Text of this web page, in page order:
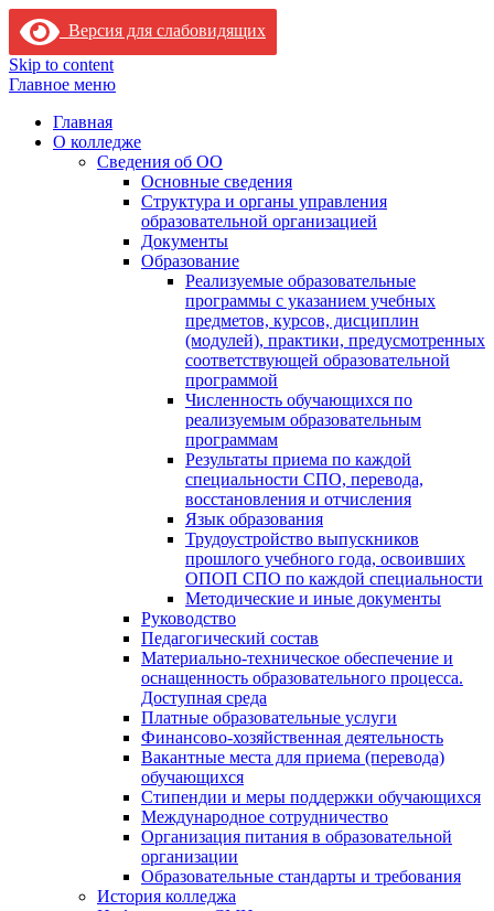
Версия для слабовидящих
Skip to content
Главное меню
Главная
О колледже
Сведения об ОО
Основные сведения
Структура и органы управления
образовательной организацией
Документы
Образование
Реализуемые образовательные
программы с указанием учебных
предметов, курсов, дисциплин
(модулей), практики, предусмотренных
соответствующей образовательной
программой
Численность обучающихся по
реализуемым образовательным
программам
Результаты приема по каждой
специальности СПО, перевода,
восстановления и отчисления
Язык образования
Трудоустройство выпускников
прошлого учебного года, освоивших
ОПОП СПО по каждой специальности
Методические и иные документы
Руководство
Педагогический состав
Материально-техническое обеспечение и
оснащенность образовательного процесса.
Доступная среда
Платные образовательные услуги
Финансово-хозяйственная деятельность
Вакантные места для приема (перевода)
обучающихся
Стипендии и меры поддержки обучающихся
Международное сотрудничество
Организация питания в образовательной
организации
Образовательные стандарты и требования
История колледжа